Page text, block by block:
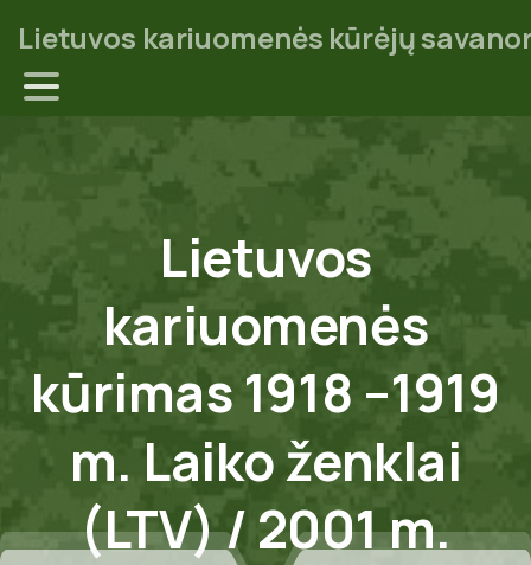
Lietuvos kariuomenės kūrėjų
Lietuvos
kariuomenės
kūrimas 1918–1919
m. Laikoženklai
(LTV)/ 2001m.